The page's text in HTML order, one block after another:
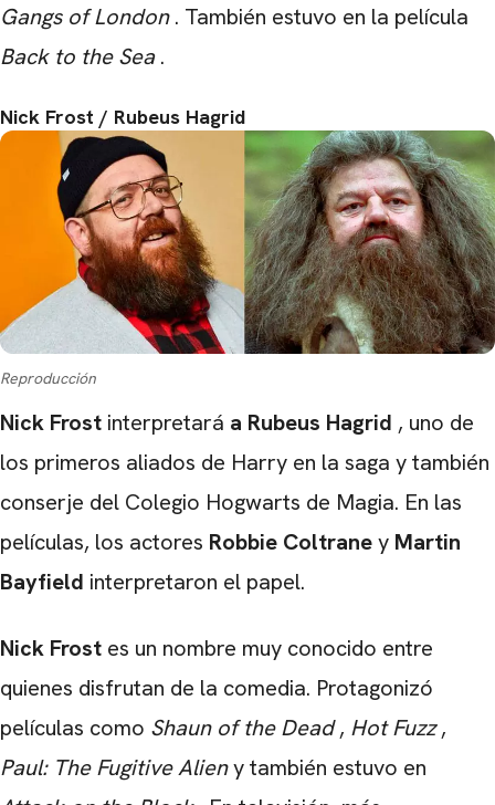
Gangs of London. También estuvo en la película
Back to the Sea.
Nick Frost / Rubeus Hagrid
Reproducción
Nick Frost interpretará a Rubeus Hagrid , uno de
los primeros aliados de Harry en la saga y también
conserje del Colegio Hogwarts de Magia. En las
películas, los actores Robbie Coltraney Martin
Bayfield interpretaron el papel.
Nick Frost es un nombre muy conocido entre
quienes disfrutan de la comedia. Protagonizó
películas como Shaun of the Dead, Hot Fuzz,
Paul: The Fugitive Alieny también estuvo en